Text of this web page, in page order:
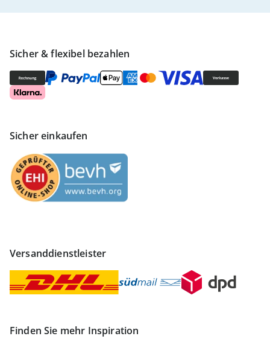
Sicher & flexibel bezahlen
Sicher einkaufen
Versanddienstleister
Finden Sie mehr Inspiration